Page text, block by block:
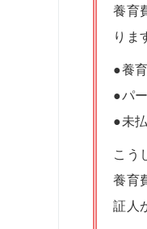
養育
りま
●養
●パ
●未
こう
養育
証人